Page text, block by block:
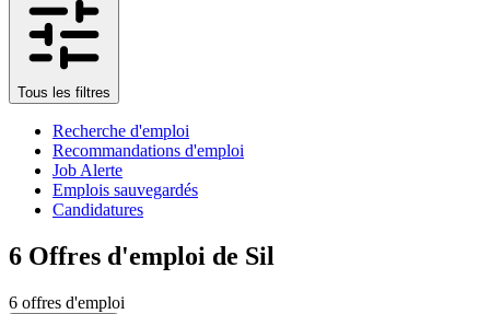
Tous les filtres
Recherche d'emploi
Recommandations d'emploi
Job Alerte
Emplois sauvegardés
Candidatures
6 Offres d'emploi de Sil
6 offres d'emploi